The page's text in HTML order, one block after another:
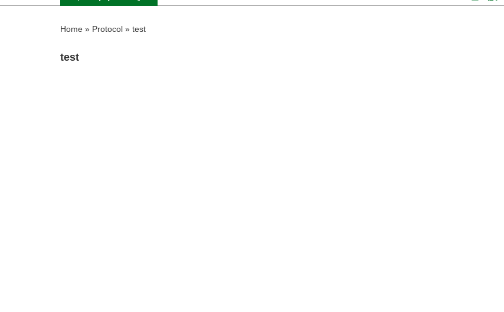
Home » Protocol » test
test